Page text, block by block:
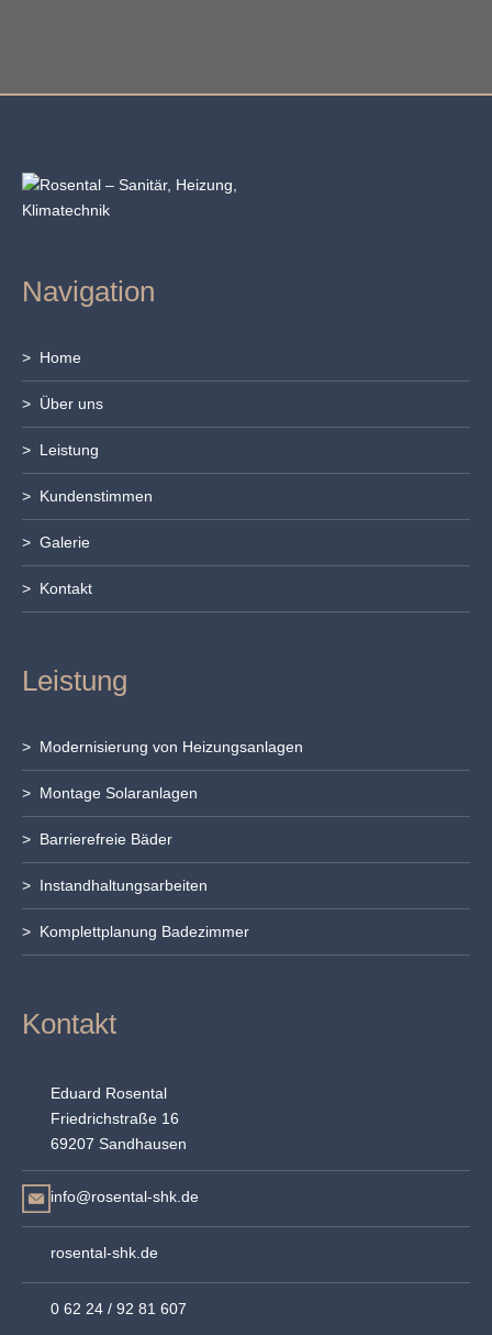
Navigation
> Home
> Über uns
> Leistung
> Kundenstimmen
> Galerie
> Kontakt
Leistung
> Modernisierung von Heizungsanlagen
> Montage Solaranlagen
> Barrierefreie Bäder
> Instandhaltungsarbeiten
> Komplettplanung Badezimmer
Kontakt
Eduard Rosental
Friedrichstraße 16
69207 Sandhausen
info@rosental-shk.de
rosental-shk.de
0 62 24 / 92 81 607